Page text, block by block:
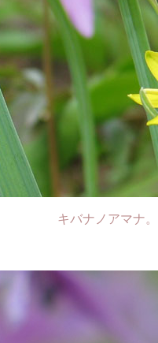
キバナノアマナ。た